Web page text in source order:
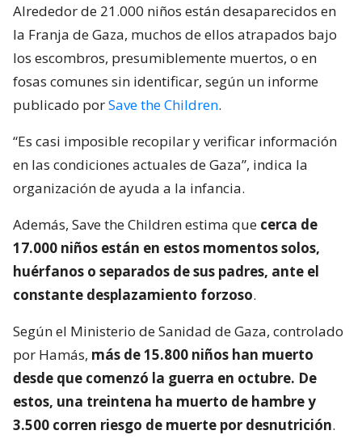
Alrededor de 21.000 niños están desaparecidos en
la Franja de Gaza, muchos de ellos atrapados bajo
los escombros, presumiblemente muertos, o en
fosas comunes sin identificar, según un informe
publicado porSave the Children.
“Es casi imposible recopilar y verificar información
en las condiciones actuales de Gaza”, indica la
organización de ayuda a la infancia.
Además, Save the Children estima que cerca de
17.000 niños están en estos momentos solos,
huérfanos o separados de sus padres, ante el
constante desplazamiento forzoso.
Según el Ministerio de Sanidad de Gaza, controlado
por Hamás, más de 15.800 niños han muerto
desde que comenzó la guerra en octubre. De
estos, una treintena ha muerto de hambre y
3.500 corren riesgo de muerte por desnutrición.